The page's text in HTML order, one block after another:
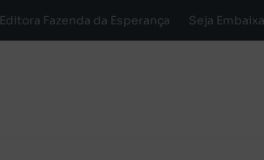
Editora Fazenda da Esperança Seja